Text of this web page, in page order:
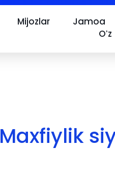
Mijozlar Jamoa
Oʻz
Maxfiylik